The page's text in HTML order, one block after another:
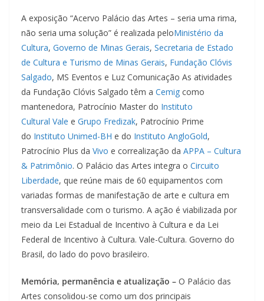
A exposição “Acervo Palácio das Artes – seria uma rima,
não seria uma solução” é realizada peloMinistério da
Cultura, Governo de Minas Gerais, Secretaria de Estado
de Cultura e Turismo de Minas Gerais, Fundação Clóvis
Salgado, MS Eventos e Luz Comunicação As atividades
da Fundação Clóvis Salgado têm a Cemig como
mantenedora, Patrocínio Master do Instituto
Cultural Vale e Grupo Fredizak, Patrocínio Prime
do Instituto Unimed-BH e do Instituto AngloGold,
Patrocínio Plus da Vivo e correalização da APPA – Cultura
& Patrimônio. O Palácio das Artes integra o Circuito
Liberdade, que reúne mais de 60 equipamentos com
variadas formas de manifestação de arte e cultura em
transversalidade com o turismo. A ação é viabilizada por
meio da Lei Estadual de Incentivo à Cultura e da Lei
Federal de Incentivo à Cultura. Vale-Cultura. Governo do
Brasil, do lado do povo brasileiro.
Memória, permanência e atualização – O Palácio das
Artes consolidou-se como um dos principais